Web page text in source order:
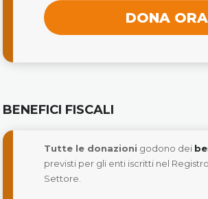
DONA ORA
BENEFICI FISCALI
Tutte le donazioni godono dei
previsti per gli enti iscritti nel
Settore.